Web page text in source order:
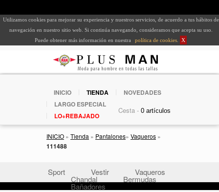
Utilizamos cookies para mejorar su experiencia y nuestros servicios, de acuerdo a tus hábitos de
navegación en nuestro sitio web. Si continúa navegando, consideramos que acepta su uso.
Puede obtener más información en nuestra
política de cookies X
INICIO TIENDA
NOVEDADES
LARGO ESPECIAL
LO+REBAJADO
Cesta -
INICIO » Tienda » Pantalones» Vaqueros »
111488
Sport Vestir Vaqueros
Chandal Bermudas
Bañadores